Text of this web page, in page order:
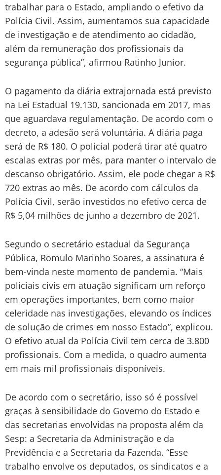
trabalhar para o Estado, ampliando o efetivo da
Polícia Civil. Assim, aumentamos sua capacidade
de investigação e de atendimento ao cidadão,
além da remuneração dos profissionais da
segurança pública”, afirmou Ratinho Junior.
O pagamento da diária extrajornada está previsto
na Lei Estadual 19.130, sancionada em 2017, mas
que aguardava regulamentação. De acordo com o
decreto, a adesão será voluntária. A diária paga
será de R$ 180. O policial poderá tirar até quatro
escalas extras por mês, para manter o intervalo de
descanso obrigatório. Assim, ele pode chegar a R$
720 extras ao mês. De acordo com cálculos da
Polícia Civil, serão investidos no efetivo cerca de
R$ 5,04 milhões de junho a dezembro de 2021.
Segundo o secretário estadual da Segurança
Pública, Romulo Marinho Soares, a assinatura é
bem-vinda neste momento de pandemia. “Mais
policiais civis em atuação significam um reforço
em operações importantes, bem como maior
celeridade nas investigações, elevando os índices
de solução de crimes em nosso Estado”, explicou.
O efetivo atual da Polícia Civil tem cerca de 3.800
profissionais. Com a medida, o quadro aumenta
em mais mil profissionais disponíveis.
De acordo com o secretário, isso só é possível
graças à sensibilidade do Governo do Estado e
das secretarias envolvidas na proposta além da
Sesp: a Secretaria da Administração e da
Previdência e a Secretaria da Fazenda. “Esse
trabalho envolve os deputados, os sindicatos e a